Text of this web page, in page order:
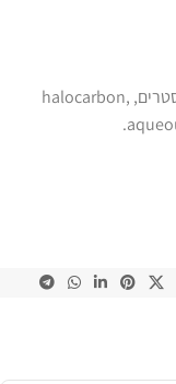
עמיד בפני: פחמימנים, קטונים(אצטון), כהלים, אסטרים, halocarbon,